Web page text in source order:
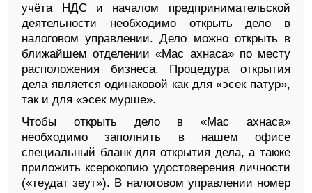
учёта НДС и началом предпринимательской
деятельности необходимо открыть дело в
налоговом управлении. Дело можно открыть в
ближайшем отделении «Мас ахнаса» по месту
расположения бизнеса. Процедура открытия
дела является одинаковой как для «эсек патур»,
так и для «эсек мурше».
Чтобы открыть дело в «Мас ахнаса»
необходимо заполнить в нашем офисе
специальный бланк для открытия дела, а также
приложить ксерокопию удостоверения личности
(«теудат зеут»). В налоговом управлении номер